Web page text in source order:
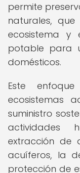
permite
naturales,
ecosistema y
potable para
domésticos.
Este
ecosistemas
suministro
actividades
extracción de
acuíferos, la
protección de